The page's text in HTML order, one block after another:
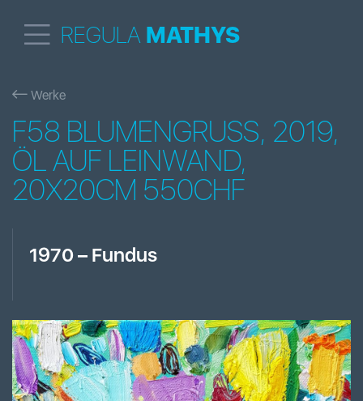
REGULA MATHYS
Werke
F58 BLUMENGRUSS, 2019,
ÖL AUF LEINWAND,
20X20CM 550CHF
1970– Fundus